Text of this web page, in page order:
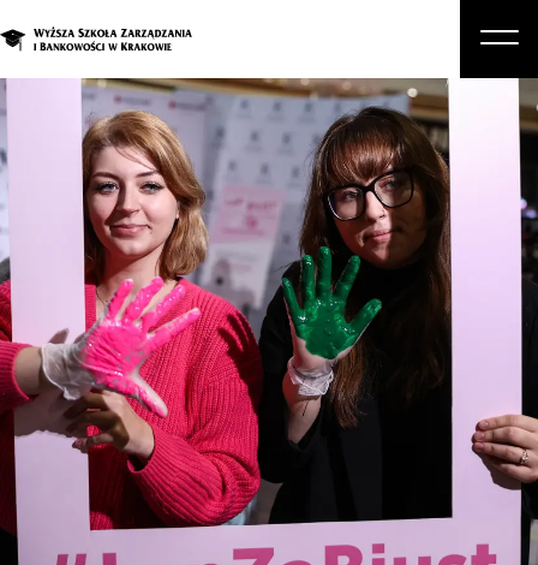
O nas
Studia
Studia podyplomowe i kursy
Kandydat
Zapisz się na studia